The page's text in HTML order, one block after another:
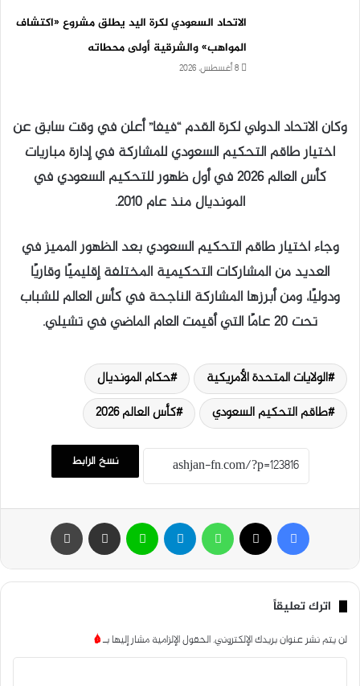
الاتحاد السعودي لكرة اليد يطلق مشروع «اكتشاف
المواهب» والشرقية أولى محطاته
8 أغسطس، 2026
وكان الاتحاد الدولي لكرة القدم “فيفا” أعلن في وقت سابق عن
اختيار طاقم التحكيم السعودي للمشاركة في إدارة مباريات
كأس العالم 2026 في أول ظهور للتحكيم السعودي في
المونديال منذ عام 2010.
وجاء اختيار طاقم التحكيم السعودي بعد الظهور المميز في
العديد من المشاركات التحكيمية المختلفة إقليميًا وقاريًا
ودوليًا، ومن أبرزها المشاركة الناجحة في كأس العالم للشباب
تحت 20 عامًا التي أقيمت العام الماضي في تشيلي.
الولايات المتحدة الأمريكية
حكام المونديال
طاقم التحكيم السعودي
كأس العالم 2026
نسخ الرابط
اترك تعليقاً
لن يتم نشر عنوان بريدك الإلكتروني.الحقول الإلزامية مشار إليها بـ*